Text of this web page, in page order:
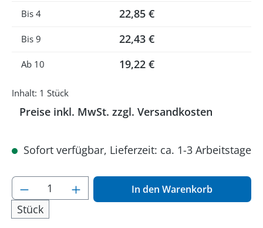
Bis4 22,85 €
Bis9 22,43 €
Ab 10 19,22 €
Inhalt: 1 Stück
Preise inkl. MwSt. zzgl. Versandkosten
Sofort verfügbar, Lieferzeit: ca. 1-3 Arbeitstage
Produkt Anzahl: Gib den gewünschten
Stück
In den Warenkorb